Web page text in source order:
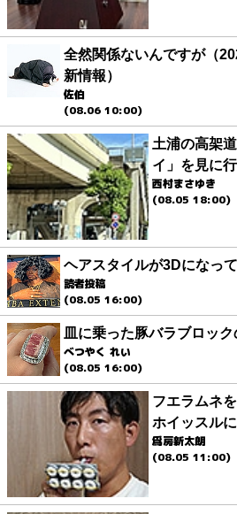
全然関係ないんですが（
新情報）
佐伯
(08.06 10:00)
土浦の高架
イ」を見に
西村まさゆき
(08.05 18:00)
ヘアスタイルが3Dになっ
読者投稿
(08.05 16:00)
皿に乗った豚バラブロッ
べつやく れい
(08.05 16:00)
フエラムネ
ホイッスル
爲房新太朗
(08.05 11:00)